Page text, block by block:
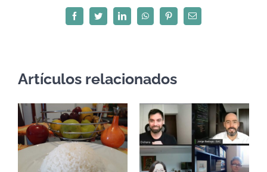
FacebookTwitterLinkedInWhatsAppPinterestCorreo
electrónico
Artículos relacionados